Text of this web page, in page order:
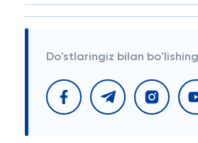
Do'stlaringiz bilan bo'lishing